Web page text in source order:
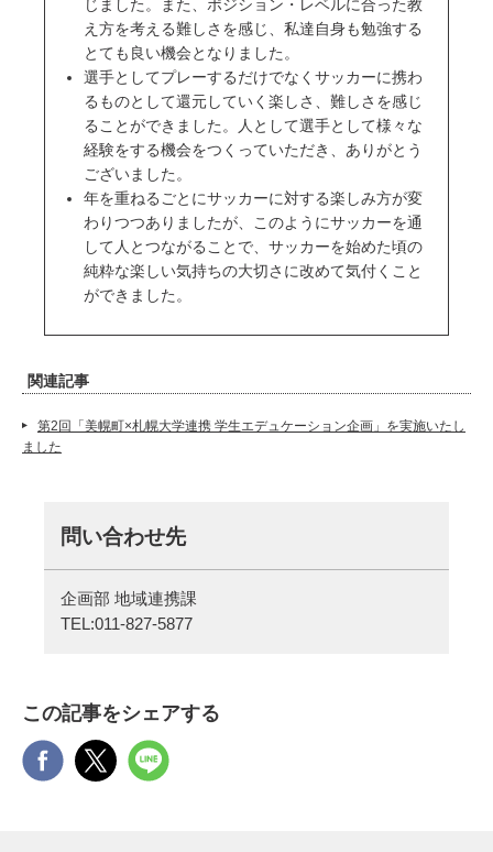
じました。また、ポジション・レベルに合った教
え方を考える難しさを感じ、私達自身も勉強する
とても良い機会となりました。
選手としてプレーするだけでなくサッカーに携わ
るものとして還元していく楽しさ、難しさを感じ
ることができました。人として選手として様々な
経験をする機会をつくっていただき、ありがとう
ございました。
年を重ねるごとにサッカーに対する楽しみ方が変
わりつつありましたが、このようにサッカーを通
して人とつながることで、サッカーを始めた頃の
純粋な楽しい気持ちの大切さに改めて気付くこと
ができました。
関連記事
第2回「美幌町×札幌大学連携 学生エデュケーション企画」を実施いたし
ました
問い合わせ先
企画部 地域連携課
TEL:011-827-5877
この記事をシェアする